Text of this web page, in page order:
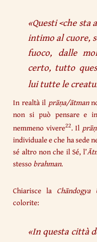
«Questi <che sta
intimo al cuore,
fuoco, dalle
certo, tutto
lui tutte le
In realtà il prāṇa/ātman
non si può pensare e
nemmeno vivere22. Il
individuale e che ha sede
sé altro non che il Sé, l’
stesso brahman.
Chiarisce la Chāndogya
colorite:
«In questa città